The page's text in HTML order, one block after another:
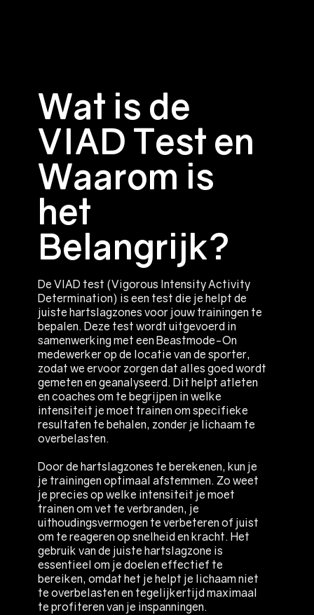
Wat is de
VIAD Test en
Waarom is
het
Belangrijk?
De VIAD test (Vigorous Intensity Activity
Determination) is een test die je helpt de
juiste hartslagzones voor jouw trainingen te
bepalen. Deze test wordt uitgevoerd in
samenwerking met een Beastmode-On
medewerker op de locatie van de sporter,
zodat we ervoor zorgen dat alles goed wordt
gemeten en geanalyseerd. Dit helpt atleten
en coaches om te begrijpen in welke
intensiteit je moet trainen om specifieke
resultaten te behalen, zonder je lichaam te
overbelasten.
Door de hartslagzones te berekenen, kun je
je trainingen optimaal afstemmen. Zo weet
je precies op welke intensiteit je moet
trainen om vet te verbranden, je
uithoudingsvermogen te verbeteren of juist
om te reageren op snelheid en kracht. Het
gebruik van de juiste hartslagzone is
essentieel om je doelen effectief te
bereiken, omdat het je helpt je lichaam niet
te overbelasten en tegelijkertijd maximaal
te profiteren van je inspanningen.